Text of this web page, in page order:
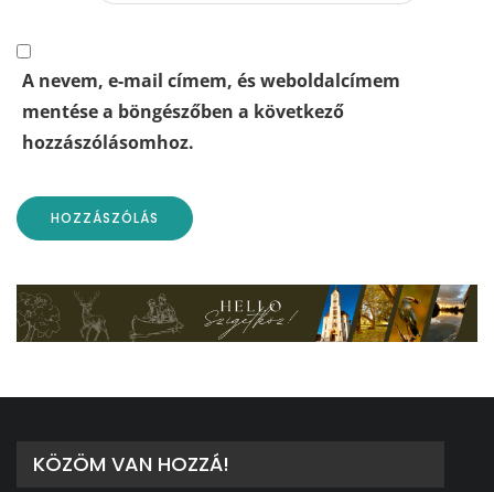
A nevem, e-mail címem, és weboldalcímem
mentése a böngészőben a következő
hozzászólásomhoz.
KÖZÖM VAN HOZZÁ!